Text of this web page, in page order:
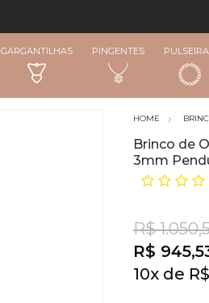
GARGANTILHAS PINGENTES
Brinco de
3mm
R$
R$
10x